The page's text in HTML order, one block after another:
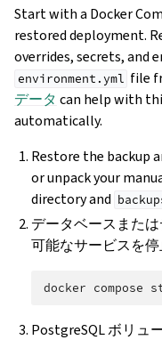
Start with a Docker
restored deployment.
overrides, secrets, and
environment.yml file
データ can help with
automatically.
Restore the backup
or unpack your
directory and
データベースまた
可能なサービスを停
docker compose
PostgreSQL ボリュ